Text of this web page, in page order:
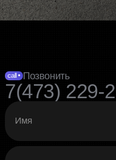
call • Позвонить
7(473) 229-